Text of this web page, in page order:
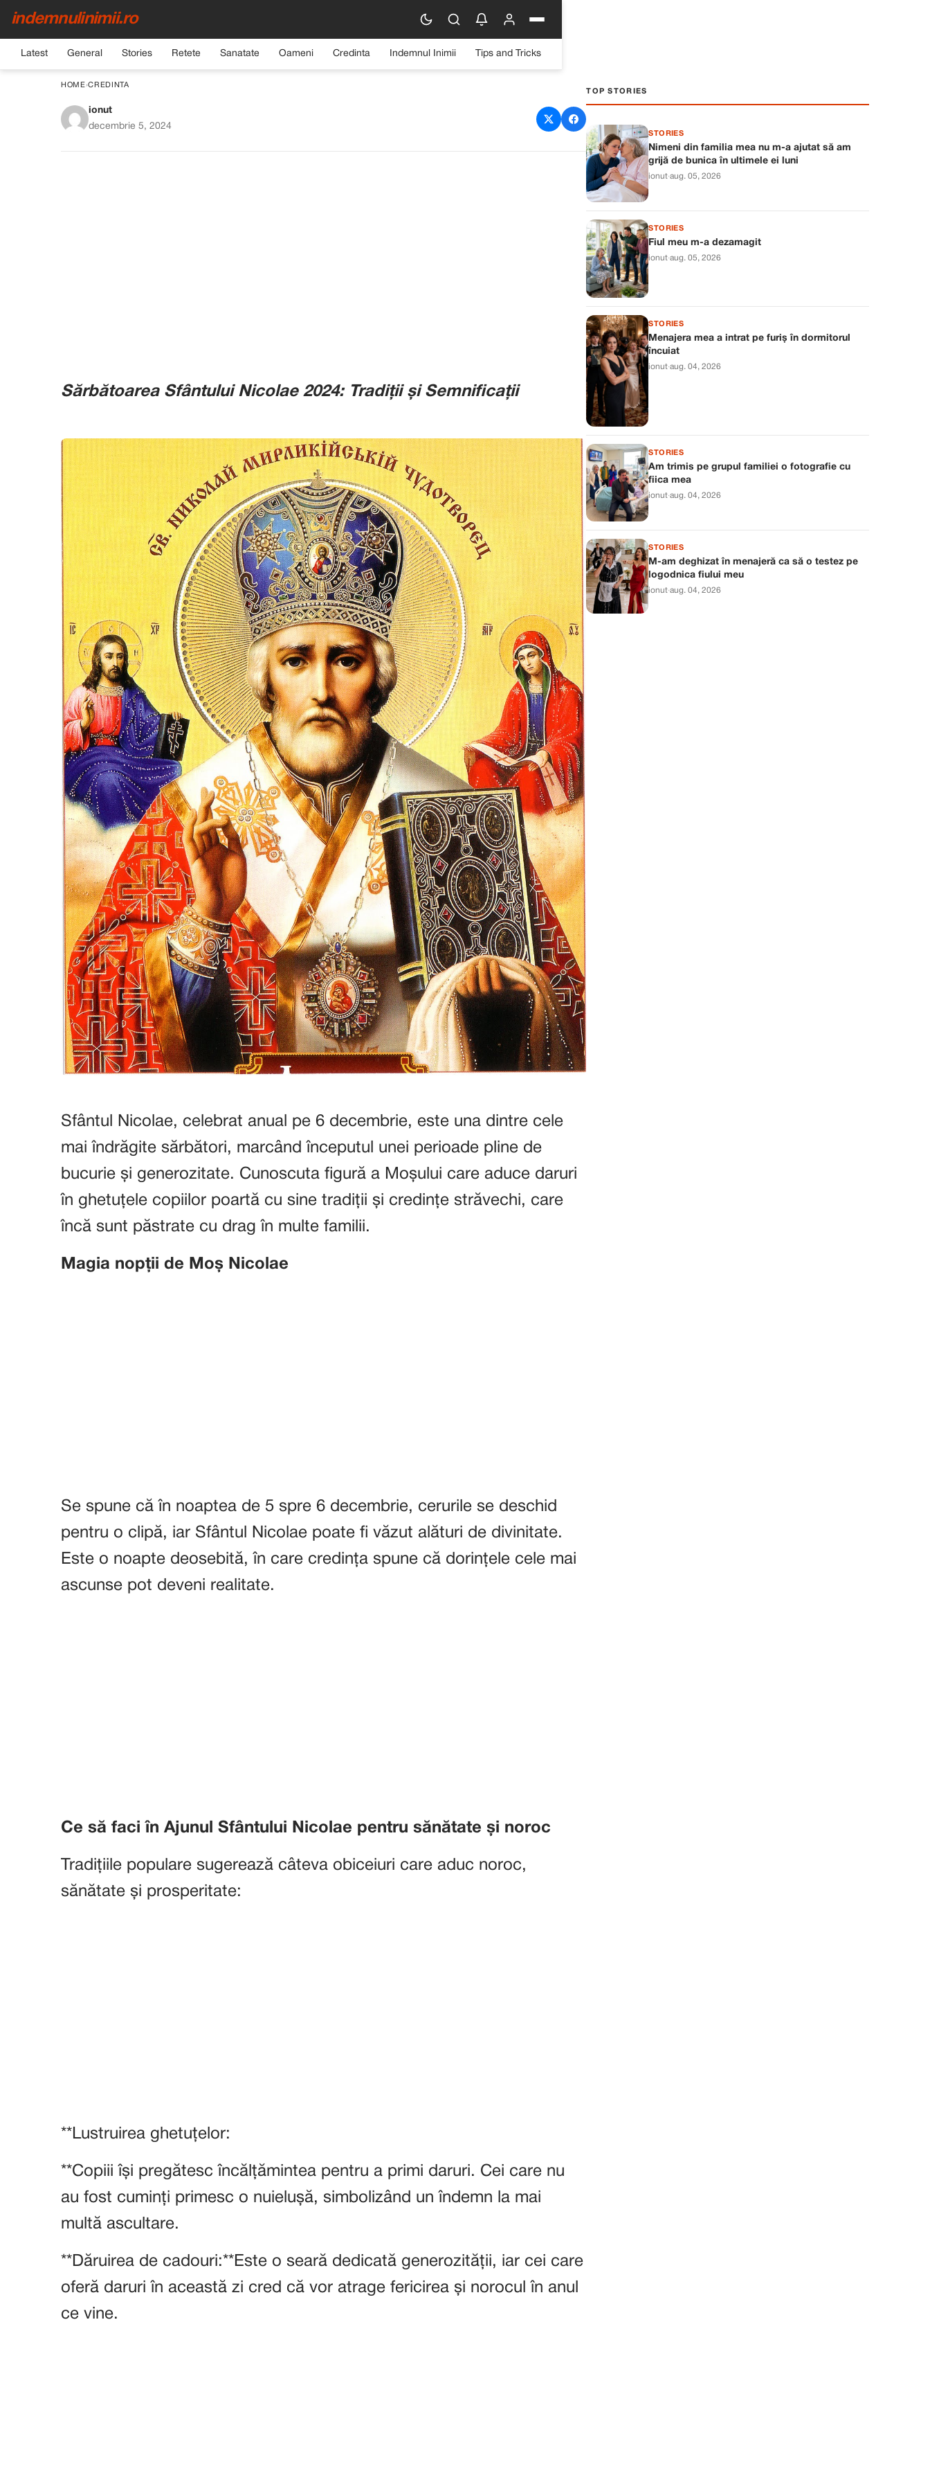
indemnulinimii.ro
Latest General Stories Retete Sanatate Oameni Credinta Indemnul Inimii Tips and Tricks
HOME›CREDINTA
Sărbătoarea Sfântului Nicolae 2024: Tradiții și
ionut
decembrie 5, 2024
Sărbătoarea Sfântului Nicolae 2024: Tradiții și Semnificații
Sfântul Nicolae, celebrat anual pe 6 decembrie, este una dintre cele
mai îndrăgite sărbători, marcând începutul unei perioade pline de
bucurie și generozitate. Cunoscuta figură a Moșului care aduce daruri
în ghetuțele copiilor poartă cu sine tradiții și credințe străvechi, care
încă sunt păstrate cu drag în multe familii.
Magia nopții de Moș Nicolae
Se spune că în noaptea de 5 spre 6 decembrie, cerurile se deschid
pentru o clipă, iar Sfântul Nicolae poate fi văzut alături de divinitate.
Este o noapte deosebită, în care credința spune că dorințele cele mai
ascunse pot deveni realitate.
Ce să faci în Ajunul Sfântului Nicolae pentru sănătate și noroc
Tradițiile populare sugerează câteva obiceiuri care aduc noroc,
sănătate și prosperitate:
**Lustruirea ghetuțelor:
**Copiii își pregătesc încălțămintea pentru a primi daruri. Cei care nu
au fost cuminți primesc o nuielușă, simbolizând un îndemn la mai
multă ascultare.
**Dăruirea de cadouri:**Este o seară dedicată generozității, iar cei care
oferă daruri în această zi cred că vor atrage fericirea și norocul în anul
ce vine.
TOP STORIES
STORIES
Nimeni din familia mea nu m-a ajutat să am
grijă de bunica în ultimele ei luni
ionut·aug. 05, 2026
STORIES
Fiul meu m-a dezamagit
ionut·aug. 05, 2026
STORIES
Menajera mea a intrat pe furiș în dormitorul
încuiat
ionut·aug. 04, 2026
STORIES
Am trimis pe grupul familiei o fotografie cu
fiica mea
ionut·aug. 04, 2026
STORIES
M-am deghizat în menajeră ca să o testez pe
logodnica fiului meu
ionut·aug. 04, 2026